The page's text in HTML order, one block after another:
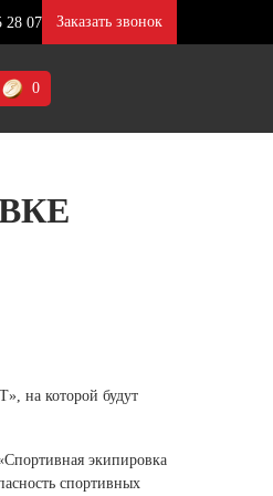
28 07 Заказать звонок
0
(2)
на которой будут
экипировка
спортивных